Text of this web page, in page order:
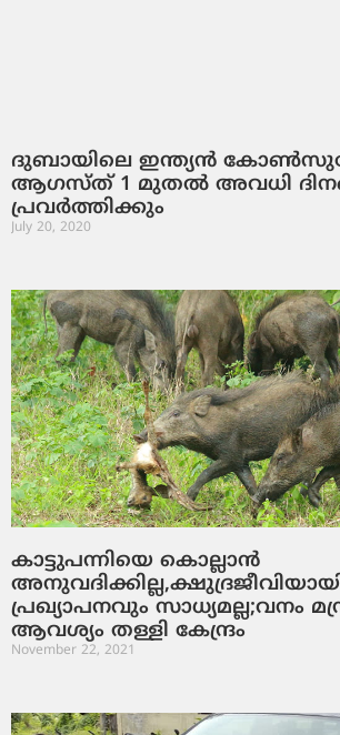
ദുബായിലെ ഇന്ത്യന്‍
ആഗസ്ത് 1 മുതല്‍ അവധി
പ്രവര്‍ത്തിക്കും
July 20, 2020
കാട്ടുപന്നിയെ കൊല്ലാന്‍
പ്രഖ്യാപനവും സാധ്യമല്ല;വനം
ആവശ്യം തള്ളി കേന്ദ്രം
November 22, 2021